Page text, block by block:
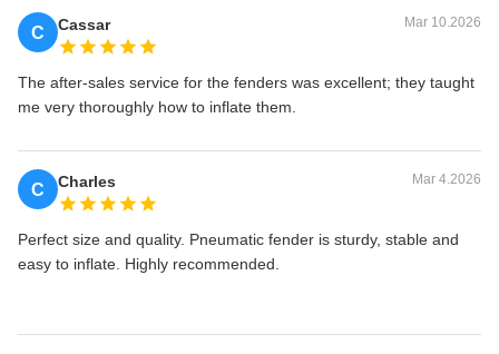
C Cassar Mar 10.2026
The after-sales service for the fenders was excellent; they taught
me very thoroughly how to inflate them.
C Charles Mar 4.2026
Perfect size and quality. Pneumatic fender is sturdy, stable and
easy to inflate. Highly recommended.